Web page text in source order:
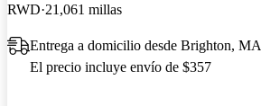
RWD 21,061 millas
Entrega a domicilio desde Brighton, MA
El precio incluye envío de $357